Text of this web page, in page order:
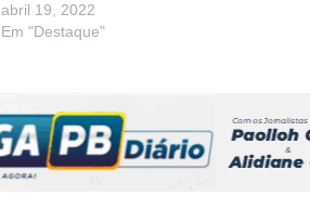
abril 19, 2022
Em "Destaque"